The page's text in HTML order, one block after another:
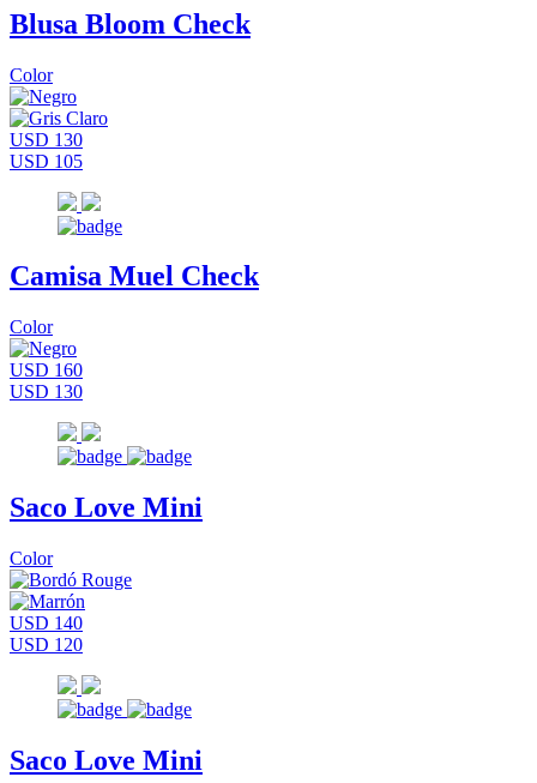
Blusa Bloom Check
Color
USD 130
USD 105
Camisa Muel Check
Color
USD 160
USD 130
Saco Love Mini
Color
USD 140
USD 120
Saco Love Mini